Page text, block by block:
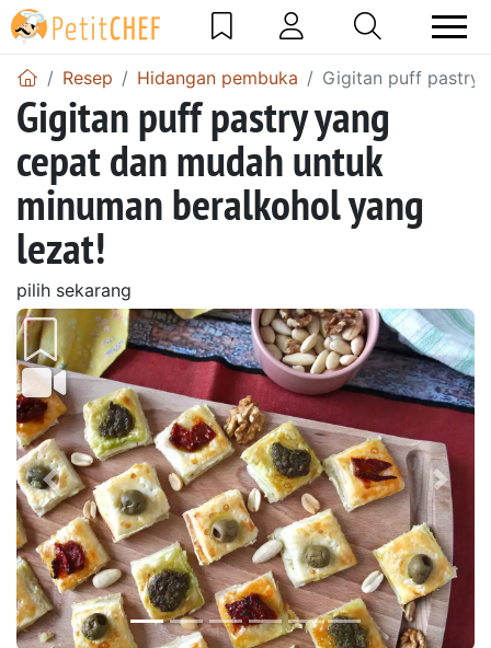
Resep Hidangan pembuka Gigitan puff pastry
Gigitan puff pastry yang
cepat dan mudah untuk
minuman beralkohol yang
lezat!
pilih sekarang
Sebelumnya